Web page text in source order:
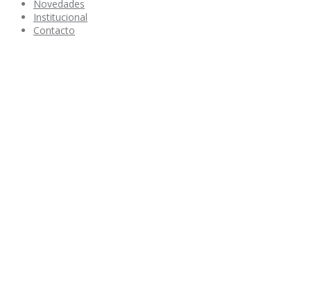
Novedades
Institucional
Contacto